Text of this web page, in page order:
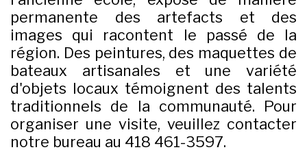
permanente des artefacts et des
images qui racontent le passé de la
région. Des peintures, des maquettes de
bateaux artisanales et une variété
d'objets locaux témoignent des talents
traditionnels de la communauté. Pour
organiser une visite, veuillez contacter
notre bureau au 418 461-3597.